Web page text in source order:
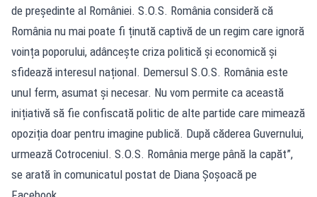
de președinte al României. S.O.S. România consideră că
România nu mai poate fi ținută captivă de un regim care ignoră
voința poporului, adâncește criza politică și economică și
sfidează interesul național. Demersul S.O.S. România este
unul ferm, asumat și necesar. Nu vom permite ca această
inițiativă să fie confiscată politic de alte partide care mimează
opoziția doar pentru imagine publică. După căderea Guvernului,
urmează Cotroceniul. S.O.S. România merge până la capăt”,
se arată în comunicatul postat de Diana Șoșoacă pe